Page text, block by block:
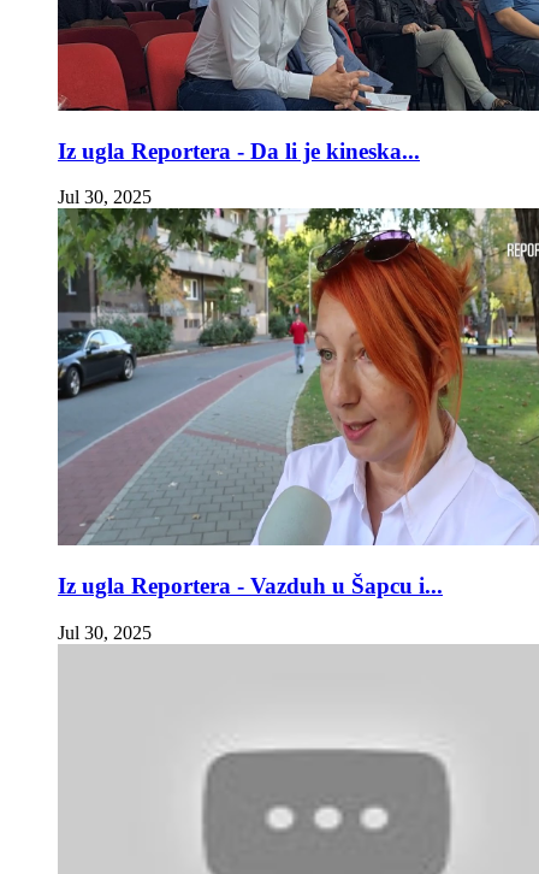
Iz ugla Reportera - Da li je kineska...
Jul 30, 2025
Iz ugla Reportera - Vazduh u Šapcu i...
Jul 30, 2025